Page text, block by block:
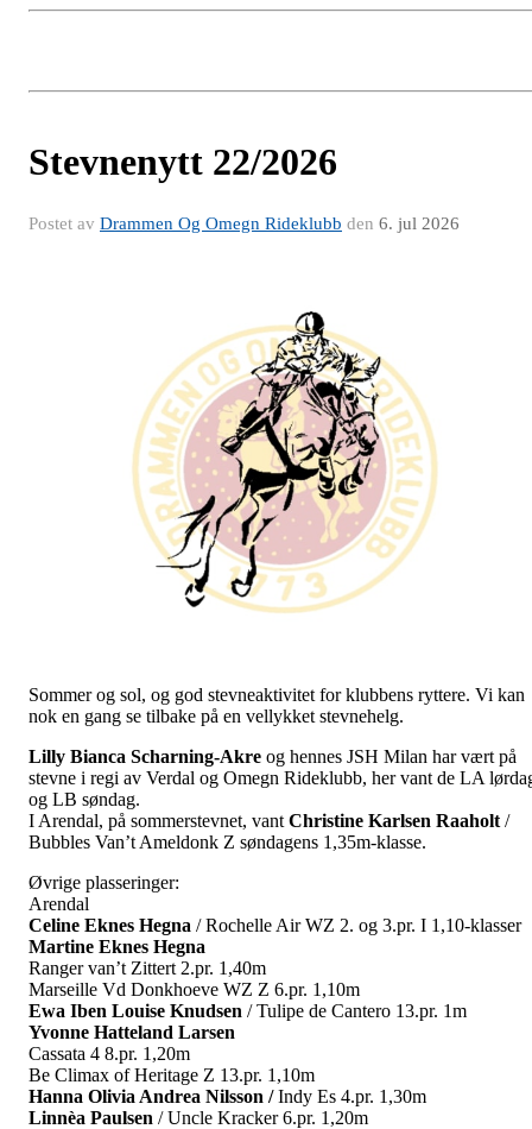
Stevnenytt 22/2026
Postet av Drammen Og Omegn Rideklubb den 6. jul 2026
Sommer og sol, og god stevneaktivitet for klubbens ryttere. Vi kan
nok en gang se tilbake på en vellykket stevnehelg.
Lilly Bianca Scharning-Akre og hennes JSH Milan har vært på
stevne i regi av Verdal og Omegn Rideklubb, her vant de LA
og LB søndag.
I Arendal, på sommerstevnet, vant Christine Karlsen Raaholt /
Bubbles Van’t Ameldonk Z søndagens 1,35m-klasse.
Øvrige plasseringer:
Arendal
Celine Eknes Hegna / Rochelle Air WZ 2. og 3.pr. I 1,10-klasser
Martine Eknes Hegna
Ranger van’t Zittert 2.pr. 1,40m
Marseille Vd Donkhoeve WZ Z 6.pr. 1,10m
Ewa Iben Louise Knudsen / Tulipe de Cantero 13.pr. 1m
Yvonne Hatteland Larsen
Cassata 4 8.pr. 1,20m
Be Climax of Heritage Z 13.pr. 1,10m
Hanna Olivia Andrea Nilsson /Indy Es 4.pr. 1,30m
Linnèa Paulsen / Uncle Kracker 6.pr. 1,20m